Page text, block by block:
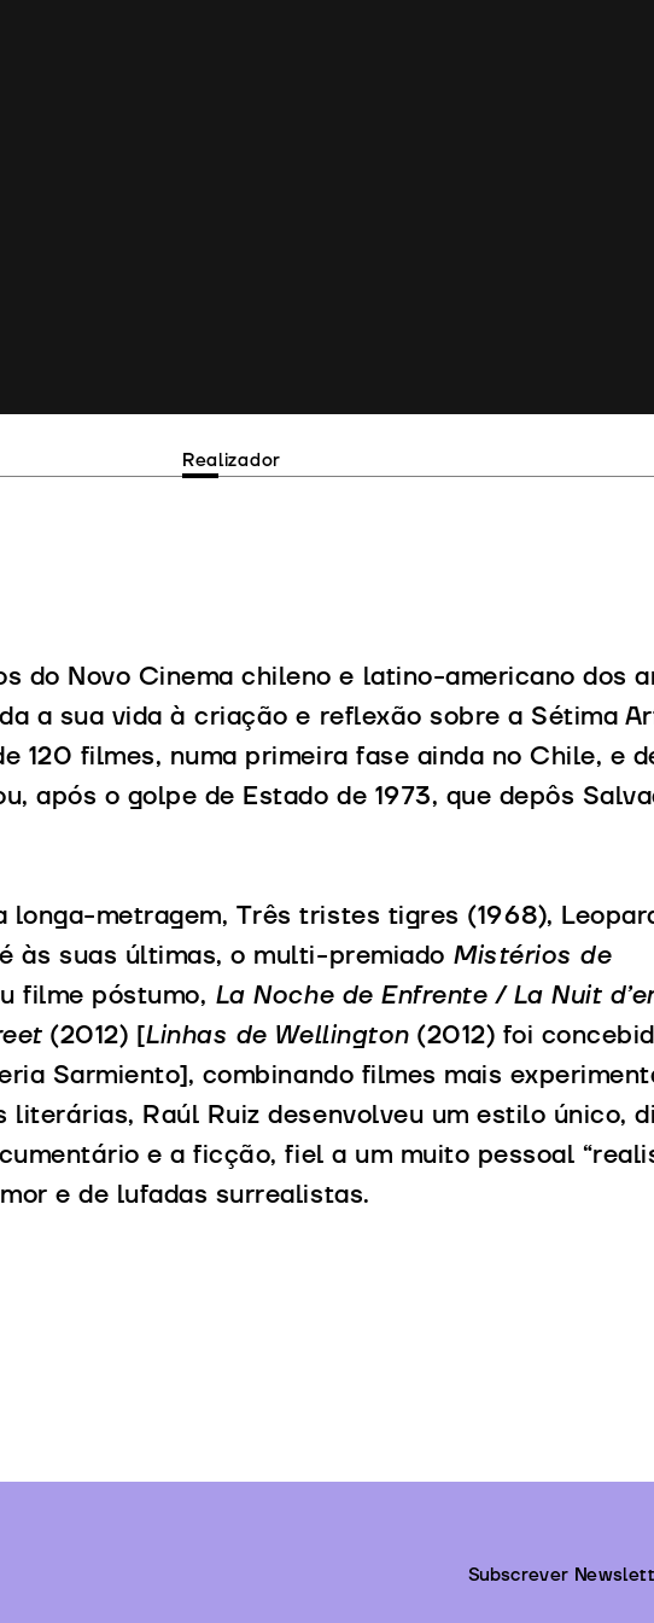
Realizador
do Novo Cinema chileno e latino-americano dos
a sua vida à criação e reflexão sobre a Sétima
120 filmes, numa primeira fase ainda no Chile, e
após o golpe de Estado de 1973, que depôs
longa-metragem, Três tristes tigres (1968),
às suas últimas, o multi-premiado Mistérios de
filme póstumo, La Noche de Enfrente / La Nuit
(2012) [Linhas de Wellington(2012) foi
Sarmiento], combinando filmes mais
literárias, Raúl Ruiz desenvolveu um estilo único,
e a ficção, fiel a um muito pessoal
e de lufadas surrealistas.
Subscrever